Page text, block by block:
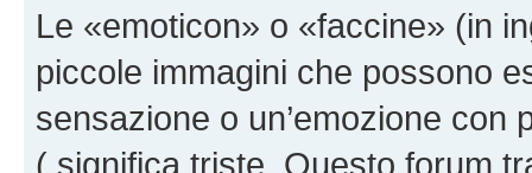
Le «emoticon» o «faccine» (in
piccole immagini che possono
sensazione o un’emozione
( significa triste. Questo forum